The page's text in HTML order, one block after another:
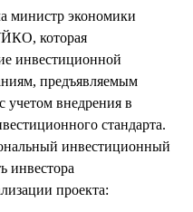
министр экономики
которая
инвестиционной
предъявляемым
учетом внедрения в
стандарта.
инвестиционный
инвестора
проекта: